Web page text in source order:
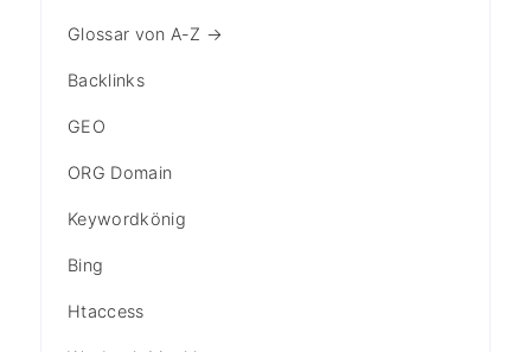
Glossar von A-Z →
Backlinks
GEO
ORG Domain
Keywordkönig
Bing
Htaccess